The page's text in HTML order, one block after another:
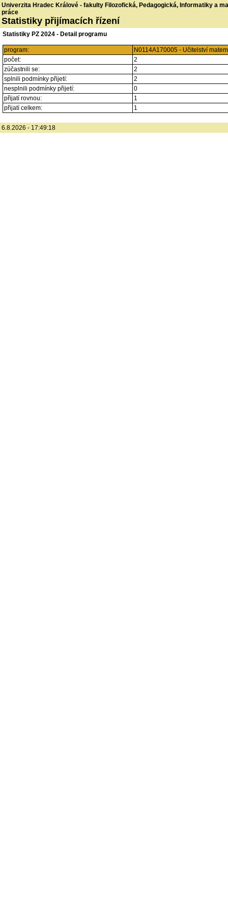
Univerzita Hradec Králové - fakulty Filozofická, Pedagogická, Informatiky a
práce
Statistiky přijímacích řízení
Statistiky PZ 2024 - Detail programu
program:
N0114A170005 - Učitelství
počet:
2
zúčastnili se:
2
splnili podmínky přijetí:
2
nesplnili podmínky přijetí:
0
přijatí rovnou:
1
přijatí celkem:
1
6.8.2026 - 17:49:18